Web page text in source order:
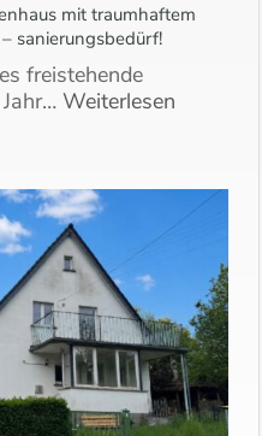
mit traumhaftem
sanierungsbedürf!
freistehende
Weiterlesen